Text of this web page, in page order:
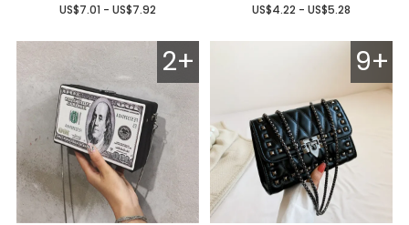
US$4.22 - US$5.28
US$7.01 - US$7.92
9+
2+